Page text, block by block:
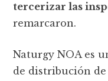
tercerizar las
remarcaron.
Naturgy NOA es
de distribución